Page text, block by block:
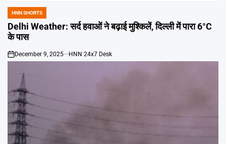
POSTED
IN
HNN SHORTS
Delhi Weather: सर्द हवाओं ने बढ़ाई मुश्किलें, दिल्ली में पारा 6°C
के पास
on
December 9, 2025 HNN 24x7 Desk